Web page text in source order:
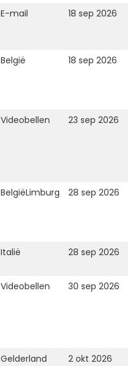
E-mail 18 sep 2026
België 18 sep 2026
Videobellen 23 sep 2026
BelgiëLimburg 28 sep 2026
Italië 28 sep 2026
Videobellen 30 sep 2026
Gelderland
2 okt 2026